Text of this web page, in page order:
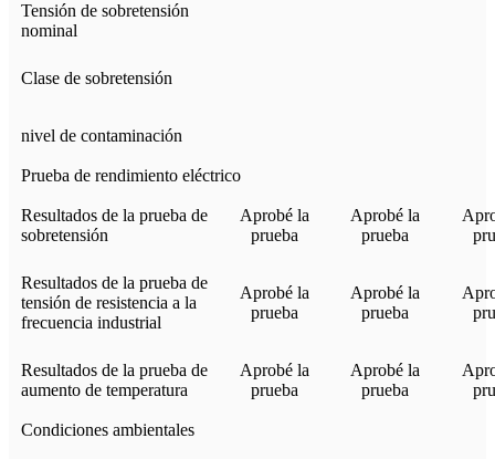
Tensión de sobretensión
nominal
Clase de sobretensión
nivel de contaminación
Prueba de rendimiento eléctrico
Resultados de la prueba de
sobretensión
Aprobé la
prueba
Aprobé la
prueba
Resultados de la prueba de
tensión de resistencia a la
frecuencia industrial
Aprobé la
prueba
Aprobé la
prueba
Resultados de la prueba de
aumento de temperatura
Aprobé la
prueba
Aprobé la
prueba
Condiciones ambientales